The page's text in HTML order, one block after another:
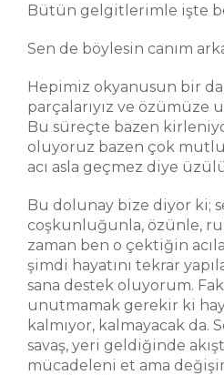
Bütün gelgitlerimle işte
Sen de böylesin canım
Hepimiz okyanusun bir
parçalarıyız ve özümüze
Bu süreçte bazen
oluyoruz bazen çok
acı asla geçmez diye
Bu dolunay bize diyor ki;
coşkunluğunla, özünle,
zaman ben o çektiğin
şimdi hayatını tekrar
sana destek oluyorum.
unutmamak gerekir ki
kalmıyor, kalmayacak da.
savaş, yeri geldiğinde
mücadeleni et ama